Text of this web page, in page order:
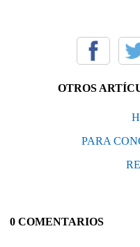
OTROS
PARA
0 COMENTARIOS